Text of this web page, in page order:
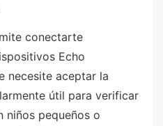
conectarte
Echo
necesite aceptar la
útil para verificar
niños pequeños o